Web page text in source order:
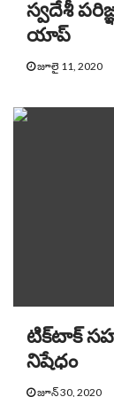
స్వదేశీ
యాప్‌
జూలై 11, 2020
టిక్‌టాక్‌
నిషేధం
జూన్ 30, 2020